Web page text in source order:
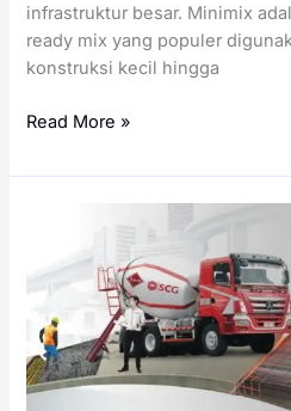
infrastruktur besar. Minimix
ready mix yang populer
konstruksi kecil hingga
Harga
per
Read More »